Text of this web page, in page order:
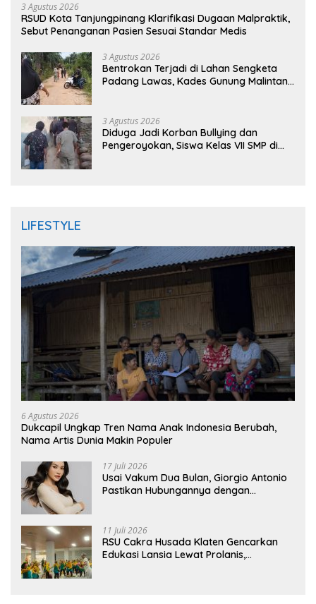
3 Agustus 2026
RSUD Kota Tanjungpinang Klarifikasi Dugaan Malpraktik,
Sebut Penanganan Pasien Sesuai Standar Medis
3 Agustus 2026
Bentrokan Terjadi di Lahan Sengketa
Padang Lawas, Kades Gunung Malintang
3 Agustus 2026
Diduga Jadi Korban Bullying dan
Pengeroyokan, Siswa Kelas VII SMP di
LIFESTYLE
6 Agustus 2026
Dukcapil Ungkap Tren Nama Anak Indonesia Berubah,
Nama Artis Dunia Makin Populer
17 Juli 2026
Usai Vakum Dua Bulan, Giorgio Antonio
Pastikan Hubungannya dengan
11 Juli 2026
RSU Cakra Husada Klaten Gencarkan
Edukasi Lansia Lewat Prolanis,